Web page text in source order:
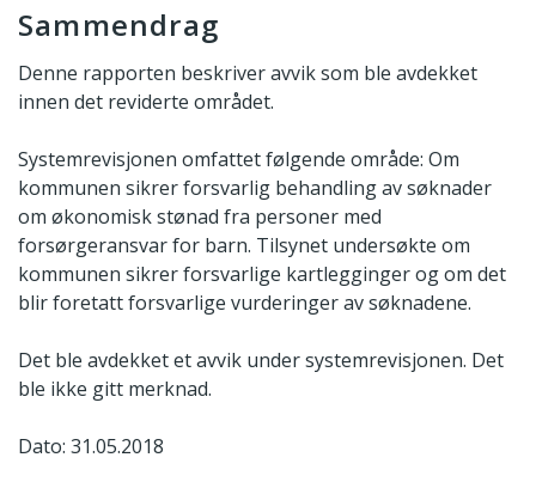
Sammendrag
Denne rapporten beskriver avvik som ble avdekket
innen det reviderte området.
Systemrevisjonen omfattet følgende område: Om
kommunen sikrer forsvarlig behandling av søknader
om økonomisk stønad fra personer med
forsørgeransvar for barn. Tilsynet undersøkte om
kommunen sikrer forsvarlige kartlegginger og om det
blir foretatt forsvarlige vurderinger av søknadene.
Det ble avdekket et avvik under systemrevisjonen. Det
ble ikke gitt merknad.
Dato: 31.05.2018